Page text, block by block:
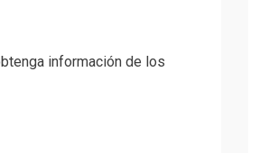
información de los